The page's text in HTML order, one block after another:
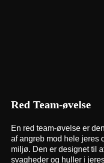
Red Team-øvelse
En red team-øvelse er
af angreb mod hele jeres
miljø. Den er designet til
svagheder og huller i